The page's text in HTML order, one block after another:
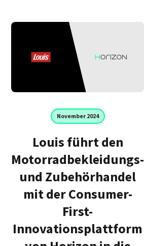
November 2024
Louis führt den
Motorradbekleidungs-
und Zubehörhandel
mit der Consumer-
First-
Innovationsplattform